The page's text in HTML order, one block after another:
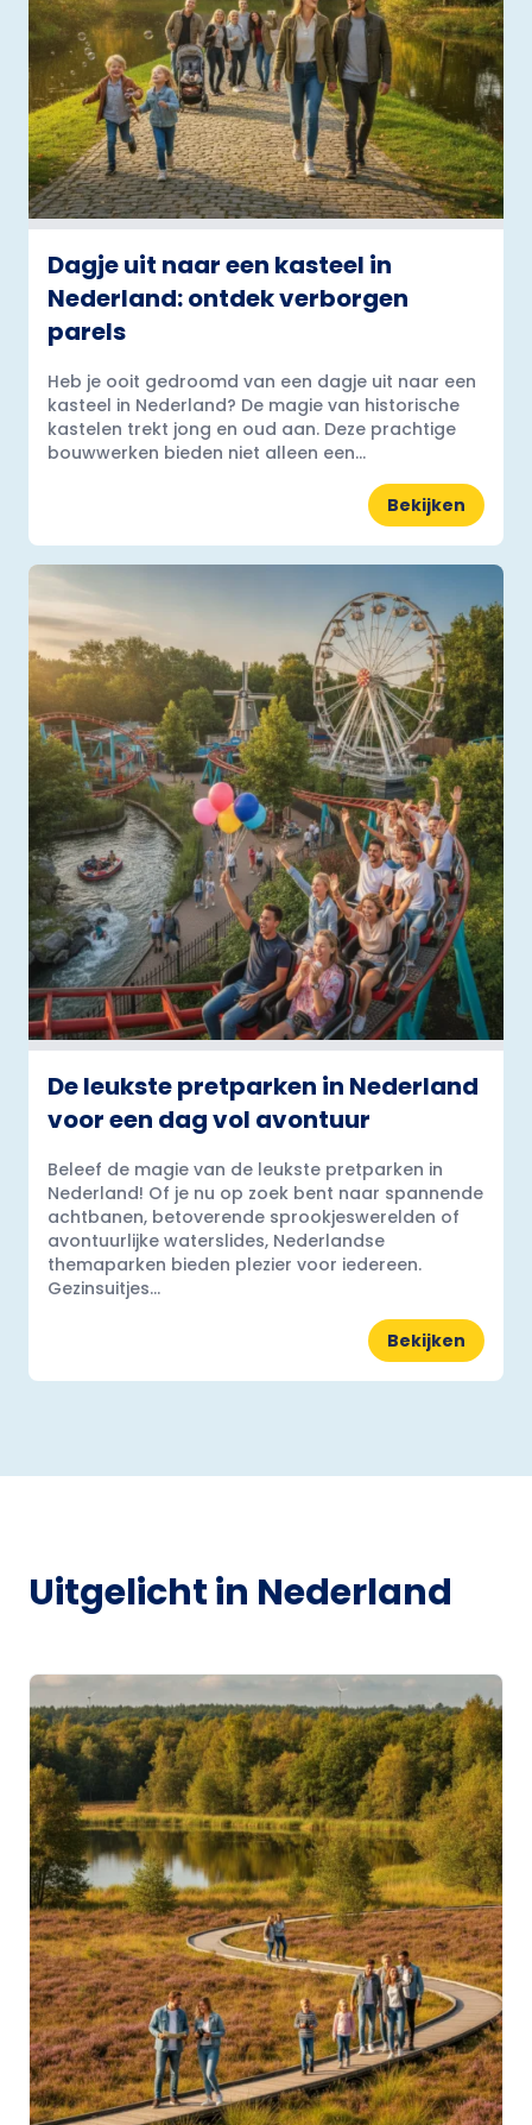
Dagje uit naar een kasteel in
Nederland: ontdek verborgen
parels
Heb je ooit gedroomd van een dagje uit naar een
kasteel in Nederland? De magie van historische
kastelen trekt jong en oud aan. Deze prachtige
bouwwerken bieden niet alleen een...
Bekijken
De leukste pretparken in Nederland
voor een dag vol avontuur
Beleef de magie van de leukste pretparken in
Nederland! Of je nu op zoek bent naar spannende
achtbanen, betoverende sprookjeswerelden of
avontuurlijke waterslides, Nederlandse
themaparken bieden plezier voor iedereen.
Gezinsuitjes...
Bekijken
Uitgelicht in Nederland